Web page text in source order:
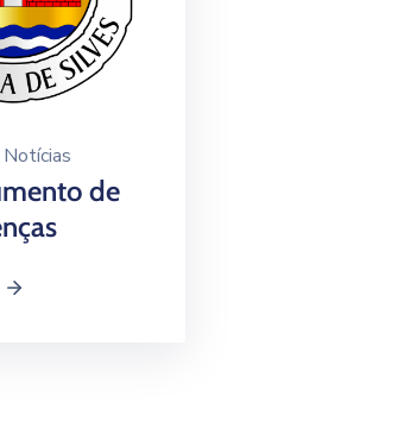
Notícias
de